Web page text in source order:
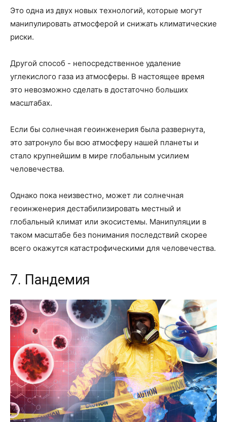
Это одна из двух новых технологий, которые могут
манипулировать атмосферой и снижать климатические
риски.
Другой способ - непосредственное удаление
углекислого газа из атмосферы. В настоящее время
это невозможно сделать в достаточно больших
масштабах.
Если бы солнечная геоинженерия была развернута,
это затронуло бы всю атмосферу нашей планеты и
стало крупнейшим в мире глобальным усилием
человечества.
Однако пока неизвестно, может ли солнечная
геоинженерия дестабилизировать местный и
глобальный климат или экосистемы. Манипуляции в
таком масштабе без понимания последствий скорее
всего окажутся катастрофическими для человечества.
7. Пандемия